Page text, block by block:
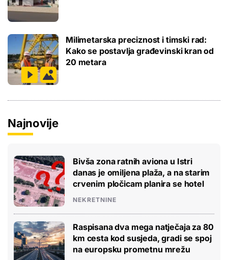
Milimetarska preciznost i timski rad:
Kako se postavlja građevinski kran od
20 metara
Najnovije
Bivša zona ratnih aviona u Istri
danas je omiljena plaža, a na starim
crvenim pločicam planira se hotel
NEKRETNINE
Raspisana dva mega natječaja za 80
km cesta kod susjeda, gradi se spoj
na europsku prometnu mrežu